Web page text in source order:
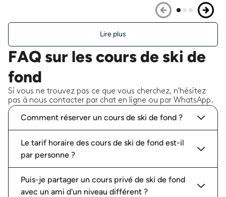
Lire plus
FAQ sur les cours de ski de
fond
Si vous ne trouvez pas ce que vous cherchez, n'hésitez
pas à nous contacter par chat en ligne ou par WhatsApp.
Comment réserver un cours de ski de fond ?
Le tarif horaire des cours de ski de fond est-il
par personne ?
Puis-je partager un cours privé de ski de fond
avec un ami d'un niveau différent ?